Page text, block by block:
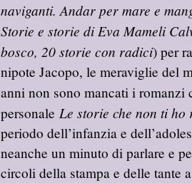
naviganti. Andar per mare e
Storie e storie di Eva Mameli
bosco, 20 storie con radici) per
nipote Jacopo, le meraviglie del
anni non sono mancati i romanzi
personale Le storie che non ti ho
periodo dell’infanzia e
neanche un minuto di parlare e
circoli della stampa e delle tante